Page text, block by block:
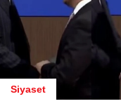
Siyaset